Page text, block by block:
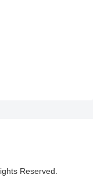
Reserved.